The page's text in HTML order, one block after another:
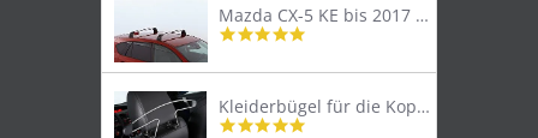
Mazda CX-5 KE bis 2017 Lastenträger Dachträger
4.9
rating
Kleiderbügel für die Kopfstütze
4.9